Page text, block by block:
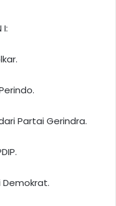
I:
Partai Gerindra.